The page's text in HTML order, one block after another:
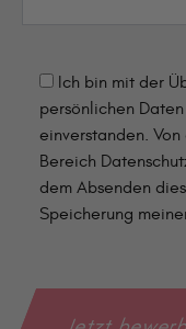
Ich bin mit der
persönlichen
einverstanden.
Bereich
dem Absenden
Speicherung